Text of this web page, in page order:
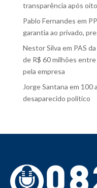
transparência após
Pablo Fernandes em
garantia ao privado,
Nestor Silva em PAS
de R$ 60 milhões
pela empresa
Jorge Santana em 100
desaparecido político